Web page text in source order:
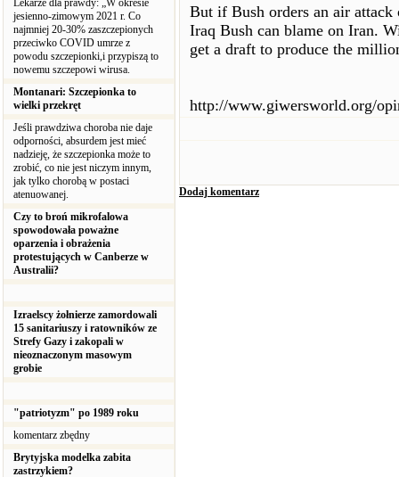
Lekarze dla prawdy: „W okresie
jesienno-zimowym 2021 r. Co
najmniej 20-30% zaszczepionych
przeciwko COVID umrze z
powodu szczepionki,i przypiszą to
nowemu szczepowi wirusa.
Montanari: Szczepionka to
wielki przekręt
Jeśli prawdziwa choroba nie daje
odporności, absurdem jest mieć
nadzieję, że szczepionka może to
zrobić, co nie jest niczym innym,
jak tylko chorobą w postaci
atenuowanej.
Czy to broń mikrofalowa
spowodowała poważne
oparzenia i obrażenia
protestujących w Canberze w
Australii?
Izraelscy żołnierze zamordowali
15 sanitariuszy i ratowników ze
Strefy Gazy i zakopali w
nieoznaczonym masowym
grobie
"patriotyzm" po 1989 roku
komentarz zbędny
Brytyjska modelka zabita
zastrzykiem?
But if Bush orders an air
Iraq Bush can blame on Iran.
get a draft to produce the
http://www.giwersworld.org/
Dodaj komentarz